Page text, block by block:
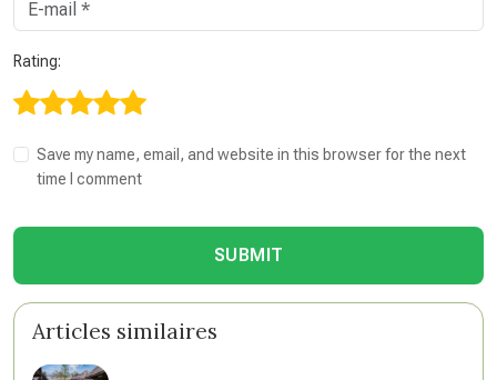
Rating:
Save my name, email, and website in this browser for the next
time I comment
SUBMIT
Articles similaires